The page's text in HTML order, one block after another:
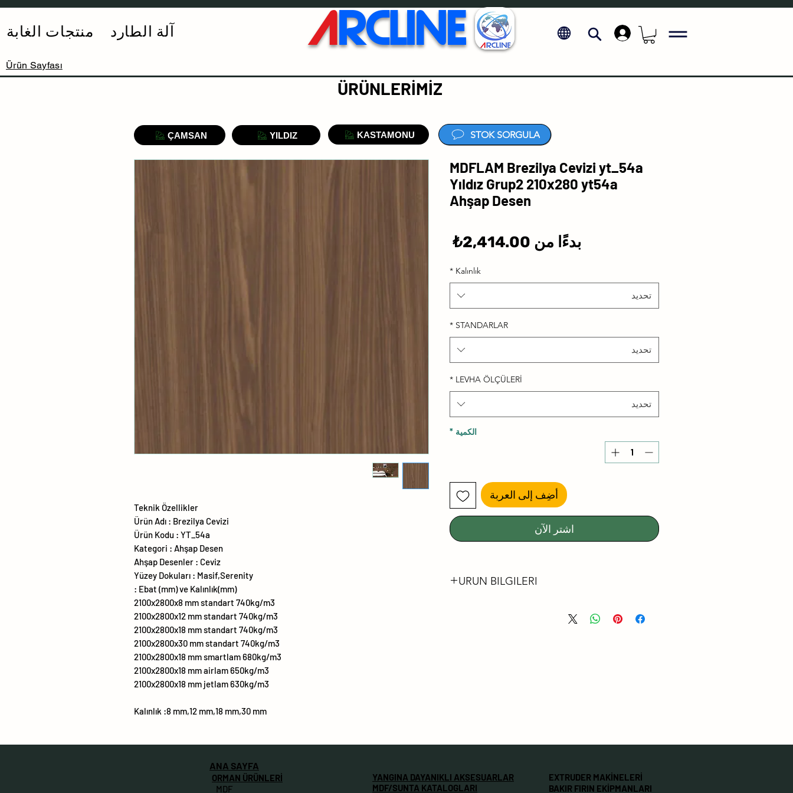
منتجات الغابة آلة الطارد ARCLINE .
Ürün Sayfası
Teknik Özellikler
Ürün Adı : Brezilya Cevizi
Ürün Kodu : YT_54a
Kategori : Ahşap Desen
Ahşap Desenler : Ceviz
Yüzey Dokuları : Masif,Serenity
Ebat (mm) ve Kalınlık(mm) :
2100x2800x8 mm standart 740kg/m3
2100x2800x12 mm standart 740kg/m3
2100x2800x18 mm standart 740kg/m3
2100x2800x30 mm standart 740kg/m3
2100x2800x18 mm smartlam 680kg/m3
2100x2800x18 mm airlam 650kg/m3
2100x2800x18 mm jetlam 630kg/m3
Kalınlık :8 mm,12 mm,18 mm,30 mm
MDFLAM Brezilya Cevizi yt_54a
Yıldız Grup2 210x280 yt54a
Ahşap Desen
بدءًا من 2,414.00₺ سعر
Kalınlık
*
تحديد
STANDARLAR
*
تحديد
LEVHA ÖLÇÜLERİ
*
تحديد
الكمية *
أضِف إلى العربة
اشترِ الآن
URUN BILGILERI
LÜTFEN FSC® SERTİFİKALI
ÇATLAMAYA DAYANIKLI
ÇAMSAN YILDIZ KASTAMONU
ÜRÜNLERİMİZ
STOK SORGULA
ANA SAYFA
ORMAN ÜRÜNLERİ
MDF
YANGINA DAYANIKLI AKSESUARLAR
MDF/SUNTA KATALOGLARI
EXTRUDER MAKİNELERİ
BAKIR FIRIN EKİPMANLARI